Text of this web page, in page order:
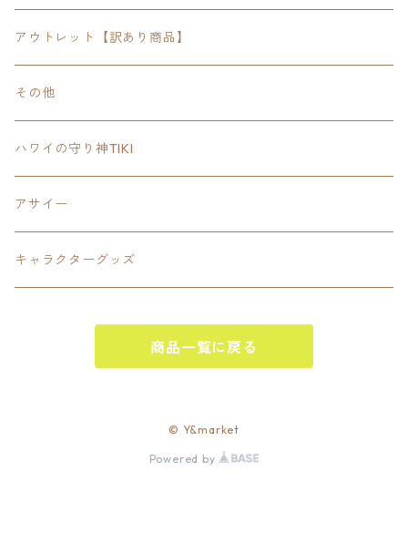
24inchオクタゴン八角形
18inch×18inchスクエア正方形
California State Routeカリフォルニア州
Interstate 州間道路型
U.S. Route国道（アメリカ）
スポーツ
ピクトグラム
ブランド
ミリタリー
ゲーム
ジャパンスタイル
FOODIE
KIDS
アウトレット【訳あり商品】
その他
ハワイの守り神TIKI
アサイー
キャラクターグッズ
商品一覧に戻る
© Y&market
Powered by